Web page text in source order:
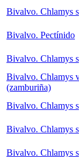
Bivalvo. Chlamys
Bivalvo. Pectínido
Bivalvo. Chlamys
Bivalvo. Chlamys
(zamburiña)
Bivalvo. Chlamys
Bivalvo. Chlamys
Bivalvo. Chlamys